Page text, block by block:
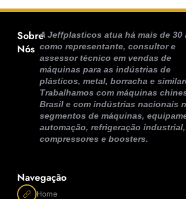
Sobre
Nós
A Jeffplasticos atua há mais de 30
como representante, consultor e
assessor técnico em vendas de
máquinas para as indústrias de
plásticos, metal, borracha e
Trabalhamos com máquinas
Brasil e com indústrias nacionais
segmentos de máquinas,
automação, refrigeração industrial,
compressores e boosters.
Navegação
Home